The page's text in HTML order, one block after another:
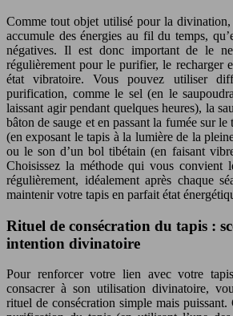
Comme tout objet utilisé pour la
accumule des énergies au fil du temps,
négatives. Il est donc important de le
régulièrement pour le purifier, le recharger
état vibratoire. Vous pouvez utiliser
purification, comme le sel (en le
laissant agir pendant quelques heures), la
bâton de sauge et en passant la fumée sur
(en exposant le tapis à la lumière de la
ou le son d’un bol tibétain (en faisant
Choisissez la méthode qui vous convient
régulièrement, idéalement après chaque
maintenir votre tapis en parfait état
Rituel de consécration du tapis :
intention divinatoire
Pour renforcer votre lien avec votre
consacrer à son utilisation divinatoire,
rituel de consécration simple mais